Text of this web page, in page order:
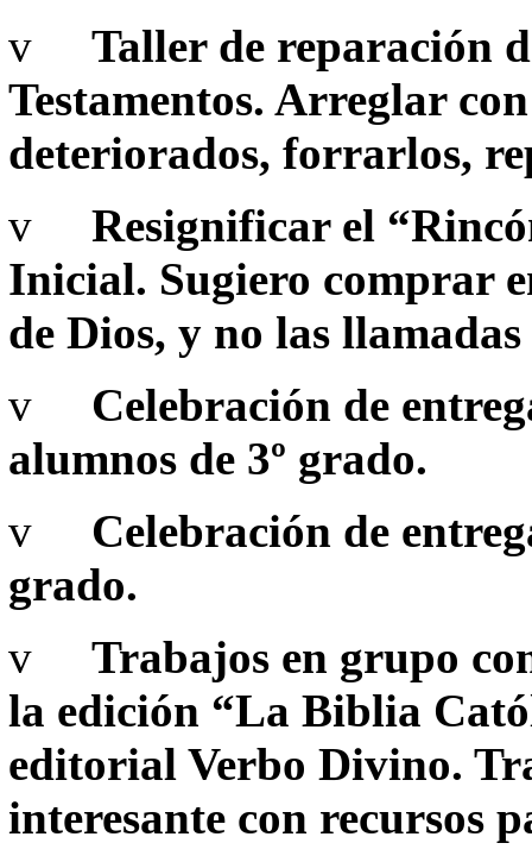
v Taller de reparación
Testamentos. Arreglar
deteriorados, forrarlos,
v Resignificar el
Inicial. Sugiero comprar
de Dios, y no las
v Celebración de
alumnos de 3º grado.
v Celebración de
grado.
v Trabajos en grupo
la edición “La Biblia
editorial Verbo Divino.
interesante con recursos